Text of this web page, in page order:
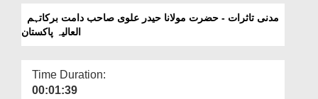
More
دامت برکاتہم العالیہ
(Pakistan)
العالیہ پاکستان
Time Duration:
00:01:39